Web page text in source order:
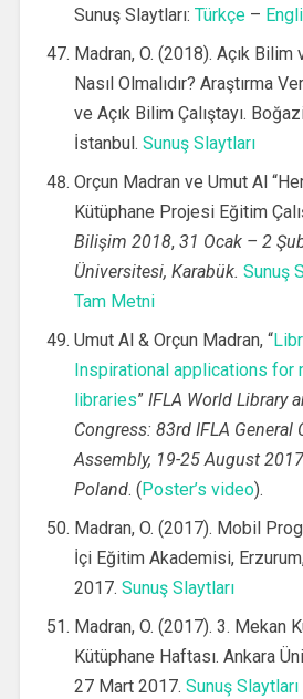
Sunuş Slaytları: Türkçe–
Madran, O. (2018). Açık
Nasıl Olmalıdır? Araştırma
ve Açık Bilim Çalıştayı.
İstanbul. Sunuş Slaytları
Orçun Madran ve Umut Al
Kütüphane Projesi Eğitim
Bilişim 2018,31 Ocak – 2
Üniversitesi, Karabük. Sunuş
Tam Metni
Umut Al & Orçun Madran, “
Inspirational applications for
libraries” IFLA World Library
Congress: 83rd IFLA General
Assembly, 19-25 August
Poland. ( Poster’s video).
Madran, O. (2017). Mobil
İçi Eğitim Akademisi,
2017. Sunuş Slaytları
Madran, O. (2017). 3. Mekan
Kütüphane Haftası. Ankara
27 Mart 2017. Sunuş Slaytları